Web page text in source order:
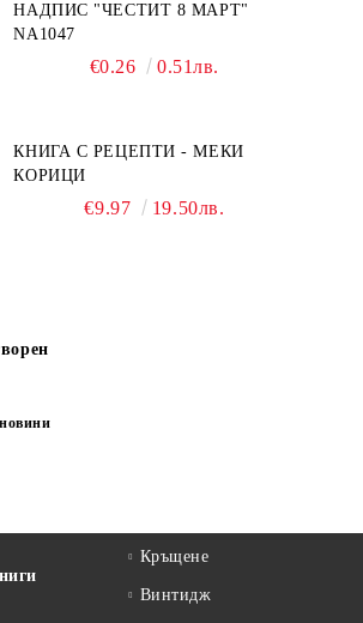
НАДПИС "ЧЕСТИТ 8 МАРТ"
NA1047
€0.26 0.51лв.
КНИГА С РЕЦЕПТИ - МЕКИ
КОРИЦИ
€9.97 19.50лв.
Кръщене
Винтидж